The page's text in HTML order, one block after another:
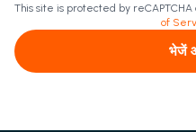
This site is protected by reCAPTCHA
of
भेजें